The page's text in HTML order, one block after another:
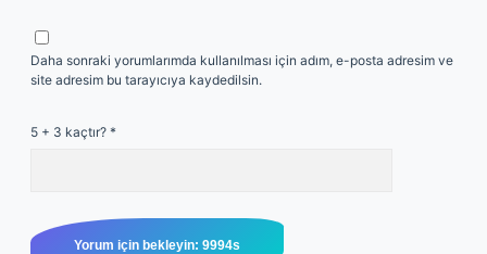
Daha sonraki yorumlarımda kullanılması için adım, e-posta adresim ve
site adresim bu tarayıcıya kaydedilsin.
5 + 3 kaçtır? *